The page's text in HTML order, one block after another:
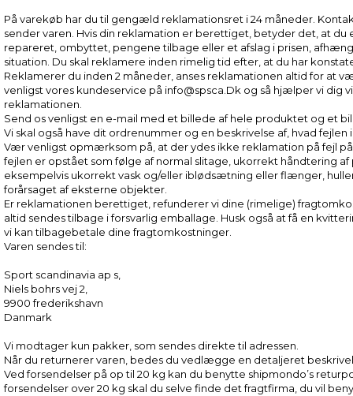
På varekøb har du til gengæld reklamationsret i 24 måneder.
sender varen. Hvis din reklamation er berettiget, betyder det, at du
repareret, ombyttet, pengene tilbage eller et afslag i prisen,
situation. Du skal reklamere inden rimelig tid efter, at du har
Reklamerer du inden 2 måneder, anses reklamationen altid for at
venligst vores kundeservice på info@spsca.Dk og så hjælper vi dig
reklamationen.
Send os venligst en e-mail med et billede af hele produktet og et
Vi skal også have dit ordrenummer og en beskrivelse af, hvad
Vær venligst opmærksom på, at der ydes ikke reklamation på fejl
fejlen er opstået som følge af normal slitage, ukorrekt håndtering
eksempelvis ukorrekt vask og/eller iblødsætning eller flænger,
forårsaget af eksterne objekter.
Er reklamationen berettiget, refunderer vi dine (rimelige)
altid sendes tilbage i forsvarlig emballage. Husk også at få en
vi kan tilbagebetale dine fragtomkostninger.
Varen sendes til:
Sport scandinavia ap s,
Niels bohrs vej 2,
9900 frederikshavn
Danmark
Vi modtager kun pakker, som sendes direkte til adressen.
Når du returnerer varen, bedes du vedlægge en detaljeret
Ved forsendelser på op til 20 kg kan du benytte shipmondo’s
forsendelser over 20 kg skal du selve finde det fragtfirma, du vil